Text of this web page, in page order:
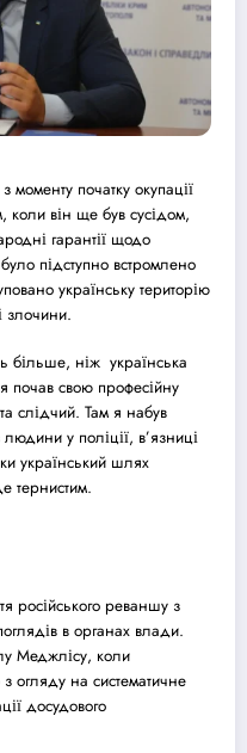
моменту початку окупації
коли він ще був сусідом,
гарантії щодо
підступно встромлено
українську територію
злочини.
ніж українська
почав свою професійну
слідчий. Там я набув
у поліції, в’язниці
український шлях
тернистим.
російського реваншу з
в органах влади.
Меджлісу, коли
огляду на систематичне
досудового